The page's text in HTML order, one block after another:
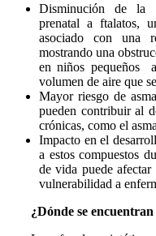
Disminución de la
prenatal a ftalatos,
asociado con una
mostrando una
en niños pequeños
volumen de aire que
Mayor riesgo de
pueden contribuir al
crónicas, como el asma
Impacto en el
a estos compuestos
de vida puede
vulnerabilidad a
¿Dónde se